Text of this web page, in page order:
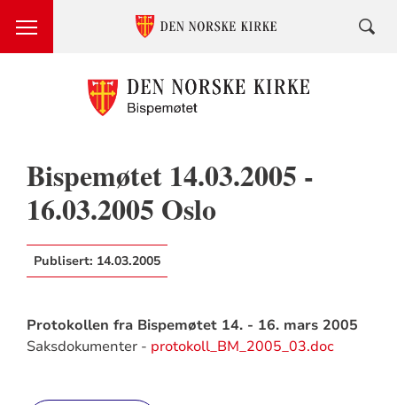
Bispemøtet 14.03.2005 -
16.03.2005 Oslo
Publisert: 14.03.2005
Protokollen fra Bispemøtet 14. - 16. mars 2005
Saksdokumenter - protokoll_BM_2005_03.doc